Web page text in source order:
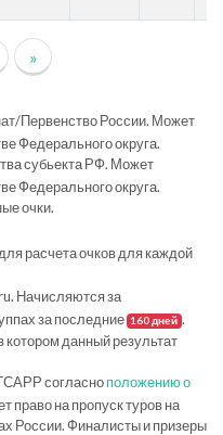
»
Первенство России. Может
Федерального округа.
субьекта РФ. Может
Федерального округа.
очки.
расчета очков для каждой
Начисляются за
за последние 160 дней .
котором данный результат
согласноположению о
право на пропуск туров на
России. Финалисты и призеры